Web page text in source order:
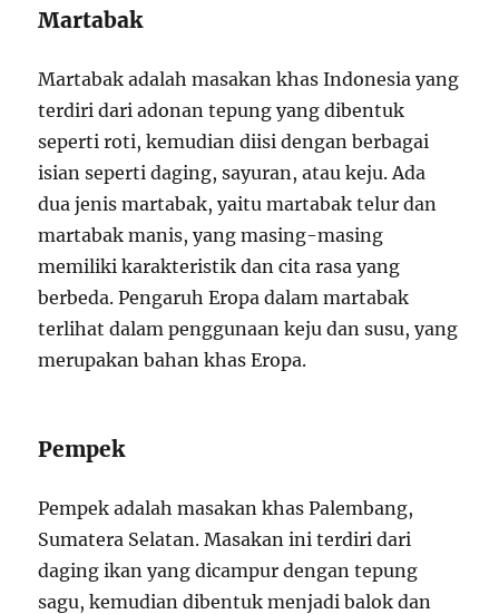
Martabak
Martabak adalah masakan khas Indonesia yang
terdiri dari adonan tepung yang dibentuk
seperti roti, kemudian diisi dengan berbagai
isian seperti daging, sayuran, atau keju. Ada
dua jenis martabak, yaitu martabak telur dan
martabak manis, yang masing-masing
memiliki karakteristik dan cita rasa yang
berbeda. Pengaruh Eropa dalam martabak
terlihat dalam penggunaan keju dan susu, yang
merupakan bahan khas Eropa.
Pempek
Pempek adalah masakan khas Palembang,
Sumatera Selatan. Masakan ini terdiri dari
daging ikan yang dicampur dengan tepung
sagu, kemudian dibentuk menjadi balok dan